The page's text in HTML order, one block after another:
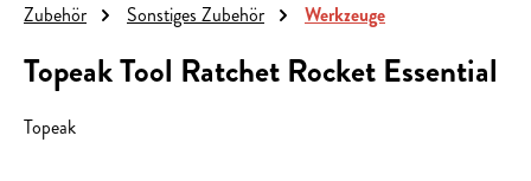
Zubehör Sonstiges Zubehör Werkzeuge
Topeak Tool Ratchet Rocket Essential
Topeak